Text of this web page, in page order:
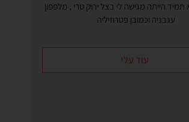
תמיד הייתה מגישה לי בצל ירוק טרי , מלפפון
עגבניה וכמובן פטרוזיליה
עוד עלי